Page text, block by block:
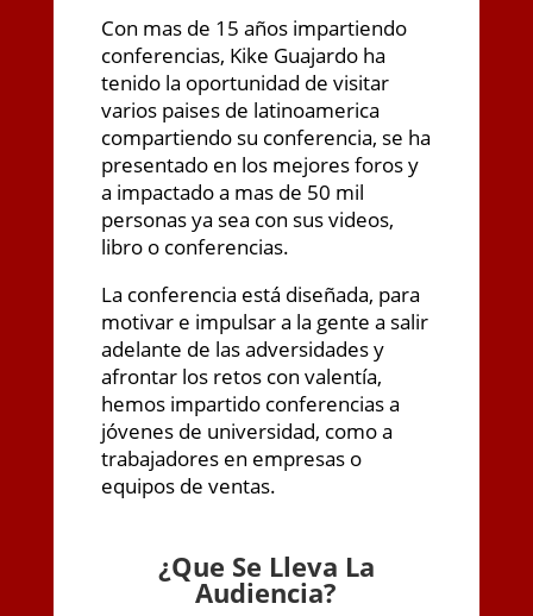
Con mas de 15 años impartiendo
conferencias, Kike Guajardo ha
tenido la oportunidad de visitar
varios paises de latinoamerica
compartiendo su conferencia, se ha
presentado en los mejores foros y
a impactado a mas de 50 mil
personas ya sea con sus videos,
libro o conferencias.
La conferencia está diseñada, para
motivar e impulsar a la gente a salir
adelante de las adversidades y
afrontar los retos con valentía,
hemos impartido conferencias a
jóvenes de universidad, como a
trabajadores en empresas o
equipos de ventas.
¿Que Se Lleva La
Audiencia?